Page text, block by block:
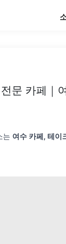
문 카페｜
는 여수 카페, 테이